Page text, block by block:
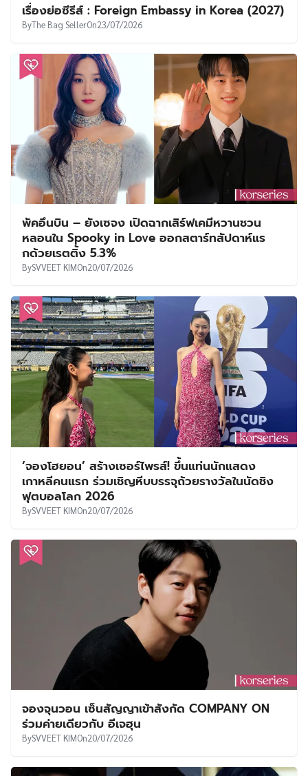
เรื่องย่อซีรีส์ : Foreign Embassy in Korea (2027)
ByThe Bag SellerOn23/07/2026
พัคอึนบิน – ยังเซจง เปิดฉากเสิร์ฟเคมีหวานชวน
หลอนใน Spooky in Love ออกสตาร์ทสัปดาห์แร
กด้วยเรตติ้ง 5.3%
BySVVEET KIMOn20/07/2026
‘จองโฮยอน’ สร้างเซอร์ไพรส์! ขึ้นแท่นนักแสดง
เกาหลีคนแรก ร่วมเชิญหีบบรรจุถ้วยรางวัลในนัดชิง
ฟุตบอลโลก 2026
BySVVEET KIMOn20/07/2026
จองจุนวอน เซ็นสัญญาเข้าสังกัด COMPANY ON
ร่วมค่ายเดียวกับ อีเจฮุน
BySVVEET KIMOn20/07/2026